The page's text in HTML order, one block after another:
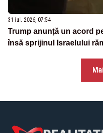
31 iul. 2026, 07:54
Trump anunță un acord
însă sprijinul Israelului